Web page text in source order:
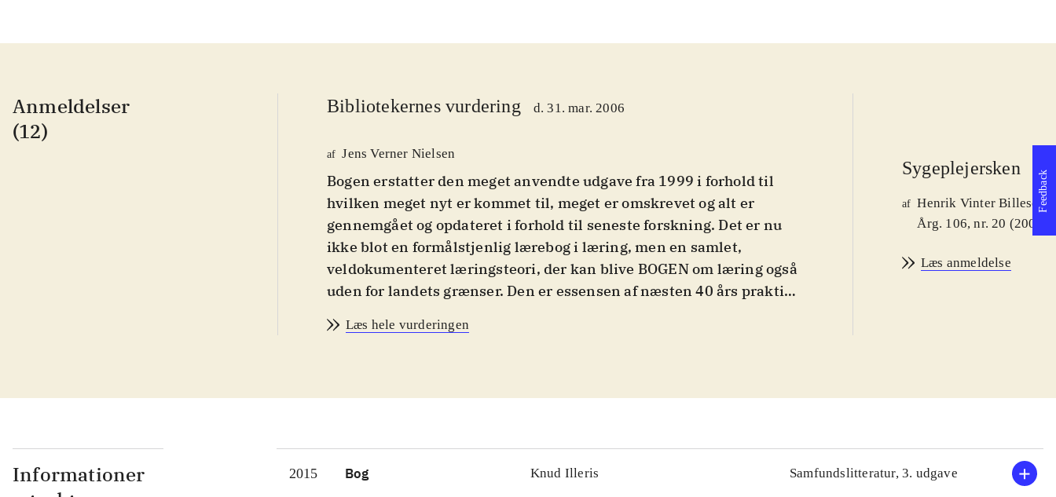
Anmeldelser
(12)
Bibliotekernes vurdering d. 31. mar. 2006
af Jens Verner Nielsen
Bogen erstatter den meget anvendte udgave fra 1999 i forhold til
hvilken meget nyt er kommet til, meget er omskrevet og alt er
gennemgået og opdateret i forhold til seneste forskning. Det er nu
ikke blot en formålstjenlig lærebog i læring, men en samlet,
veldokumenteret læringsteori, der kan blive BOGEN om læring også
uden for landets grænser. Den er essensen af næsten 40 års praktisk
forholder sig til den internationale teoridannelse, der aktuelt findes
forbilledligt klart og omhyggeligt skrevet i et velfungerende, enkelt
hvert afsnit, at den også kan bruges til opgaveskrivning i
ungdomsuddannelserne. Efter afsnit med definitioner, fakta og
Læs hele vurderingen
Sygeplejersken
af Henrik Vinter
Årg. 106, nr. 20 (2006)
Læs anmeldelse
Informationer
2015 Bog Knud Illeris Samfundslitteratur, 3. udgave
Feedback